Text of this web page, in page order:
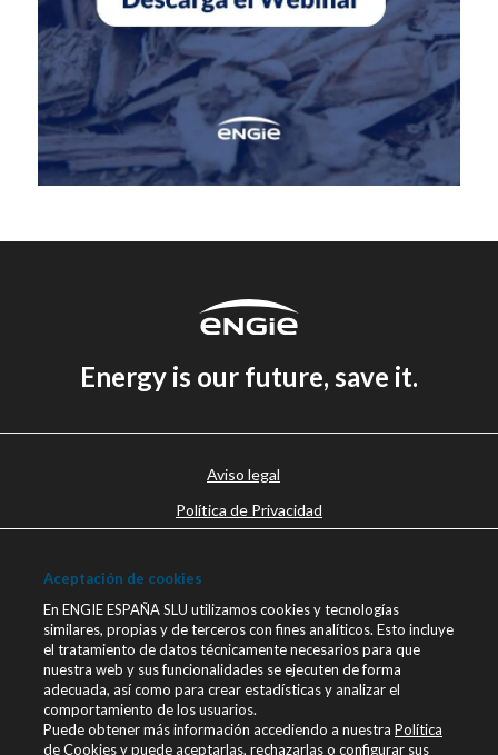
Energy is our future, save it.
Aviso legal
Política de Privacidad
Únete a nosotros
Blog ENGIE
Sala de Prensa
Contacto
Aceptación de cookies
En ENGIE ESPAÑA SLU utilizamos cookies y tecnologías
similares, propias y de terceros con fines analíticos. Esto incluye
el tratamiento de datos técnicamente necesarios para que
nuestra web y sus funcionalidades se ejecuten de forma
adecuada, así como para crear estadísticas y analizar el
comportamiento de los usuarios.
Puede obtener más información accediendo a nuestra Política
de Cookiesy puede aceptarlas, rechazarlas o configurar sus